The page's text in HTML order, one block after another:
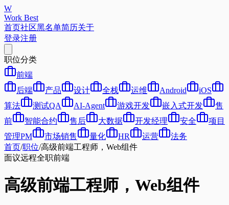
W
Work Best
首页社区黑名单简历关于
登录注册
职位分类
前端
后端
产品 设计 全栈 运维 Android
iOS
算法
测试QA AI-Agent 游戏开发 嵌入式开发
售
前
智能合约 售后 大数据 开发经理 安全
项目
管理PM
市场销售 量化 HR 运营
法务
首页/职位/高级前端工程师，Web组件
面议远程全职前端
高级前端工程师，Web组件